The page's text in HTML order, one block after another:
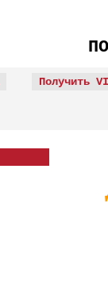
Получить